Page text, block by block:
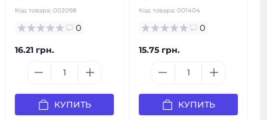
Код товара: 002098
0
16.21 грн.
КУПИТЬ
Код товара: 001404
0
15.75 грн.
КУПИТЬ